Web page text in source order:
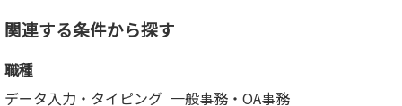
関連する条件から探す
職種
データ入力・タイピング 一般事務・OA事務